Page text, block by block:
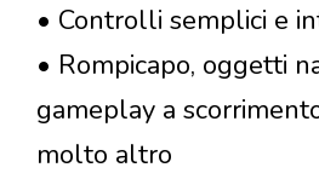
• Controlli semplici e
• Rompicapo, oggetti
gameplay a
molto altro